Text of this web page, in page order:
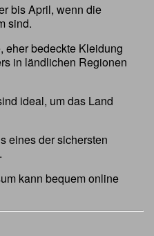
bis April, wenn die
sind.
eher bedeckte Kleidung
in ländlichen Regionen
ideal, um das Land
eines der sichersten
kann bequem online